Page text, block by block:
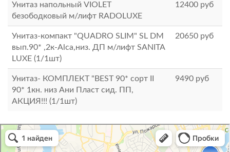
Унитаз напольный VIOLET
безободковый м/лифт RADOLUXE
12400 руб
Унитаз-компакт "QUADRO SLIM" SL DM
вып.90* ,2к-Alca,низ. ДП м/лифт SANITA
LUXE (1/1шт)
20650 руб
Унитаз- КОМПЛЕКТ "BEST 90* сорт II
90* 1кн. низ Ани Пласт сид. ПП,
АКЦИЯ!!! (1/1шт)
9490 руб
Атриум-Крым
Системы водоснабжения, отопления, канализации в Севастополе
Снабжение строительных объектов в Севастополе